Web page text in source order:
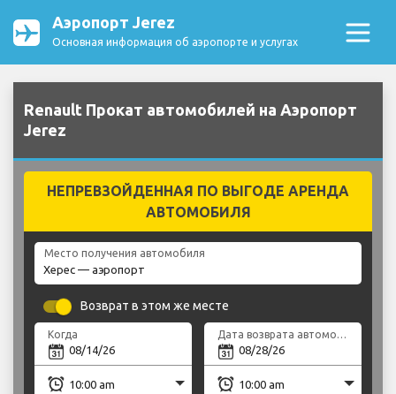
Аэропорт Jerez
Основная информация об аэропорте и услугах
Renault Прокат автомобилей на Аэропорт
Jerez
НЕПРЕВЗОЙДЕННАЯ ПО ВЫГОДЕ АРЕНДА
АВТОМОБИЛЯ
Место получения автомобиля
Возврат в этом же месте
Когда Дата возврата автомобиля